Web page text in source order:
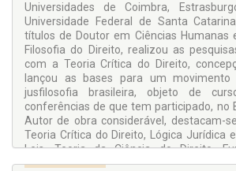
Universidades de Coimbra,
Universidade Federal de Santa
títulos de Doutor em Ciências Humanas
Filosofia do Direito, realizou as
com a Teoria Crítica do Direito,
lançou as bases para um movimento
jusfilosofia brasileira, objeto de
conferências de que tem participado, no
Autor de obra considerável, destacam-
Teoria Crítica do Direito, Lógica Jurídica
Leis, Teoria da Ciência do Direito,
Introdução Histórica à Filosofia do Direito